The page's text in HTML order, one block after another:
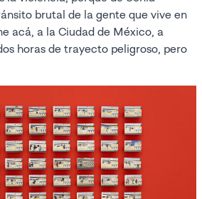
brutal de la gente que vive en
acá, a la Ciudad de México, a
horas de trayecto peligroso, pero